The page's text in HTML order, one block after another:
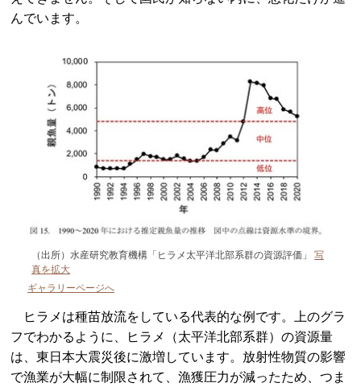
んでいます。
（出所）水産研究教育機構「ヒラメ太平洋北部系群の資源評価」 写
真を拡大
ギャラリーページへ
ヒラメは種苗放流をしている代表的な例です。上のグラ
フでわかるように、ヒラメ（太平洋北部系群）の資源量
は、東日本大震災後に激増しています。放射性物質の影響
で漁業が大幅に制限されて、漁獲圧力が減ったため、つま